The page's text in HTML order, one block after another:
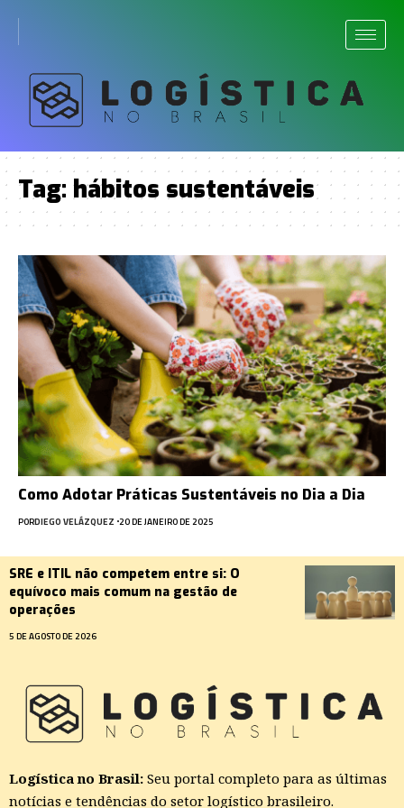
Tag: hábitos sustentáveis
Como Adotar Práticas Sustentáveis no Dia a Dia
PORDIEGO VELÁZQUEZ 20 DE JANEIRO DE 2025
SRE e ITIL não competem entre si: O
equívoco mais comum na gestão de
operações
5 DE AGOSTO DE 2026
Logística no Brasil: Seu portal completo para as últimas
notícias e tendências do setor logístico brasileiro.